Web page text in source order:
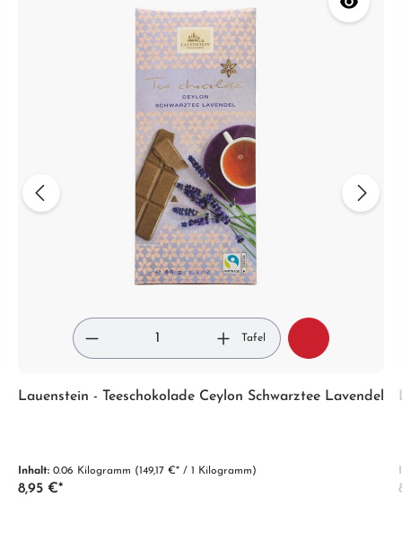
Tafel
Lauenstein - Teeschokolade Ceylon Schwarztee Lavendel
Inhalt: 0.06 Kilogramm (149,17 €* / 1 Kilogramm)
8,95 €*